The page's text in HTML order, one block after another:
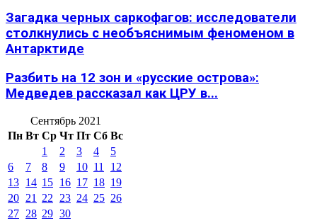
Загадка черных саркофагов: исследователи
столкнулись с необъяснимым феноменом в
Антарктиде
Разбить на 12 зон и «русские острова»:
Медведев рассказал как ЦРУ в...
Сентябрь 2021
Пн Вт Ср Чт Пт Сб Вс
1
2 3 4
5
6
7 8 9 10 11
12
13 14 15 16 17 18 19
20 21 22 23 24 25 26
27 28 29 30